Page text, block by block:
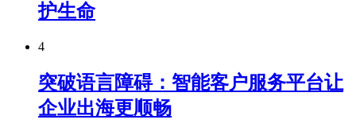
护生命
4
突破语言障碍：智能客户服务平台让
企业出海更顺畅